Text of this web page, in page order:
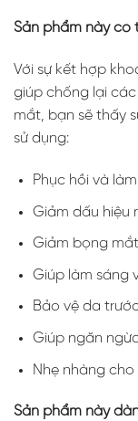
Sản phẩm này có
Với sự kết hợp
giúp chống lại
mắt, bạn sẽ thấy
sử dụng:
Phục hồi và
Giảm dấu hiệu
Giảm bọng mắt
Giúp làm sáng
Bảo vệ da
Giúp ngăn
Nhẹ nhàng
Sản phẩm này